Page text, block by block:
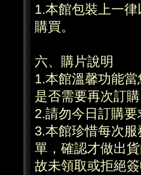
1.本館包裝上一
購買。
六、購片說明
1.本館溫馨功能
是否需要再次訂
2.請勿今日訂購
3.本館珍惜每次
單，確認才做出
故未領取或拒絕